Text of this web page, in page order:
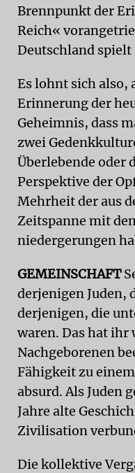
Brennpunkt der
Reich«
Deutschland spielt
Es lohnt sich also,
Erinnerung der
Geheimnis, dass
zwei
Überlebende oder
Perspektive der
Mehrheit der aus
Zeitspanne mit
niedergerungen
GEMEINSCHAFT
derjenigen Juden,
derjenigen, die
waren. Das hat ihr
Nachgeborenen
Fähigkeit zu
absurd. Als Juden
Jahre alte
Zivilisation
Die kollektive